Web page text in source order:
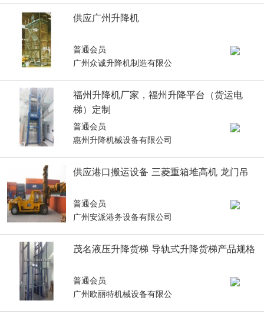
供应广州升降机
普通会员
广州众诚升降机制造有限公
福州升降机厂家，福州升降平台（货运电
梯）定制
普通会员
惠州升降机械设备有限公司
供应港口搬运设备 三菱重箱堆高机 龙门吊
普通会员
广州安派港务设备有限公司
茂名液压升降货梯 导轨式升降货梯产品规格
普通会员
广州欧丽特机械设备有限公